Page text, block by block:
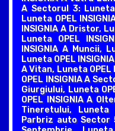
A Sectorul 3: Luneta
Luneta OPEL
INSIGNIA A Dristor,
Luneta OPEL
INSIGNIA A Muncii,
Luneta OPEL
A Vitan, Luneta OPEL
OPEL INSIGNIA A
Giurgiului, Luneta
OPEL INSIGNIA A
Tineretului, Luneta
Parbriz auto Sector